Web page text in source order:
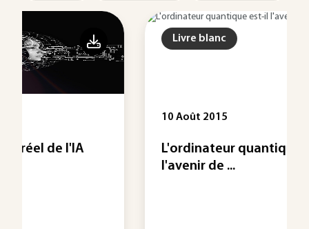
Livre blanc
L'ordinateur quantique est-il